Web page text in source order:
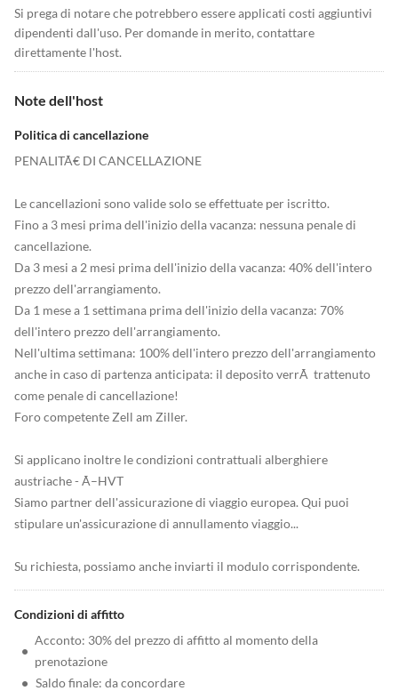
Si prega di notare che potrebbero essere applicati costi aggiuntivi
dipendenti dall'uso. Per domande in merito, contattare
direttamente l'host.
Note dell'host
Politica di cancellazione
PENALITÃ€ DI CANCELLAZIONE
Le cancellazioni sono valide solo se effettuate per iscritto.
Fino a 3 mesi prima dell'inizio della vacanza: nessuna penale di
cancellazione.
Da 3 mesi a 2 mesi prima dell'inizio della vacanza: 40% dell'intero
prezzo dell'arrangiamento.
Da 1 mese a 1 settimana prima dell'inizio della vacanza: 70%
dell'intero prezzo dell'arrangiamento.
Nell'ultima settimana: 100% dell'intero prezzo dell'arrangiamento
anche in caso di partenza anticipata: il deposito verrÃ trattenuto
come penale di cancellazione!
Foro competente Zell am Ziller.
Si applicano inoltre le condizioni contrattuali alberghiere
austriache - Ã–HVT
Siamo partner dell'assicurazione di viaggio europea. Qui puoi
stipulare un'assicurazione di annullamento viaggio...
Su richiesta, possiamo anche inviarti il modulo corrispondente.
Condizioni di affitto
•
Acconto: 30% del prezzo di affitto al momento della
prenotazione
• Saldo finale: da concordare